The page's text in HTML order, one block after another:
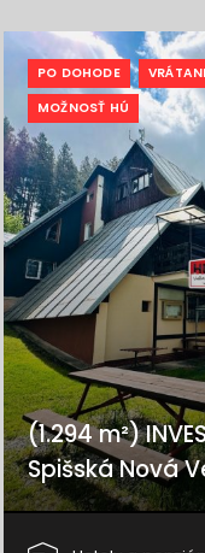
PO DOHODE
MOŽNOSŤ HÚ
(1.294 m²)
Spišská Nová